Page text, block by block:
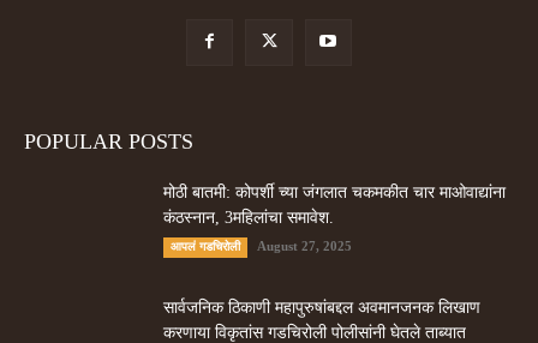
POPULAR POSTS
मोठी बातमी: कोपर्शी च्या जंगलात चकमकीत चार माओवाद्यांना
कंठस्नान, 3महिलांचा समावेश.
आपलं गडचिरोली August 27, 2025
सार्वजनिक ठिकाणी महापुरुषांबद्दल अवमानजनक लिखाण
करणा­या विकृतांस गडचिरोली पोलीसांनी घेतले ताब्यात